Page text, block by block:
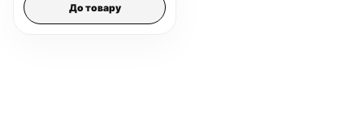
До товару